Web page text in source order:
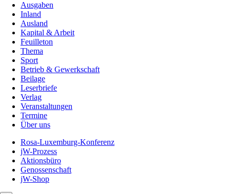
Ausgaben
Inland
Ausland
Kapital & Arbeit
Feuilleton
Thema
Sport
Betrieb & Gewerkschaft
Beilage
Leserbriefe
Verlag
Veranstaltungen
Termine
Über uns
Rosa-Luxemburg-Konferenz
jW-Prozess
Aktionsbüro
Genossenschaft
jW-Shop